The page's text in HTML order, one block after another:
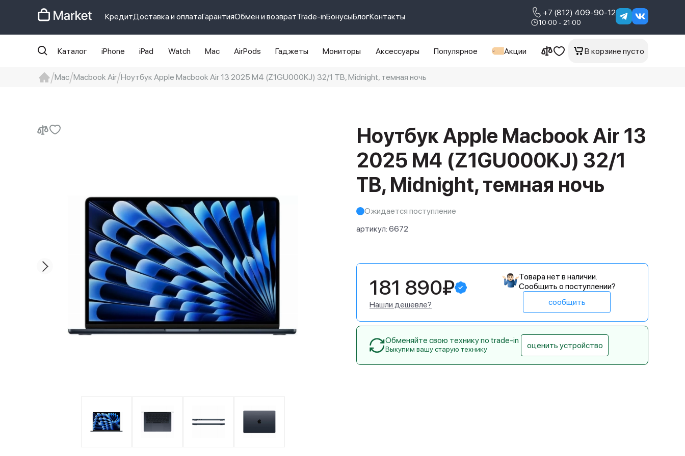
КредитДоставка и оплатаГарантияОбмен и возвратTrade-inБонусыБлогКонтакты +7 (812) 409-90-12
10:00 - 21:00
Каталог iPhone iPad Watch Mac AirPods Гаджеты Мониторы Аксессуары Популярное Акции В корзине пусто
Mac Macbook Air Ноутбук Apple Macbook Air 13 2025 M4 (Z1GU000KJ) 32/1 TB, Midnight, темная ночь
Ноутбук Apple Macbook Air 13
2025 M4 (Z1GU000KJ) 32/1
TB, Midnight, темная ночь
Ожидается поступление
артикул: 6672
181 890₽
Нашли дешевле?
Товара нет в наличии.
Сообщить о поступлении?
сообщить
Обменяйте свою технику по trade-in
Выкупим вашу старую технику оценить устройство